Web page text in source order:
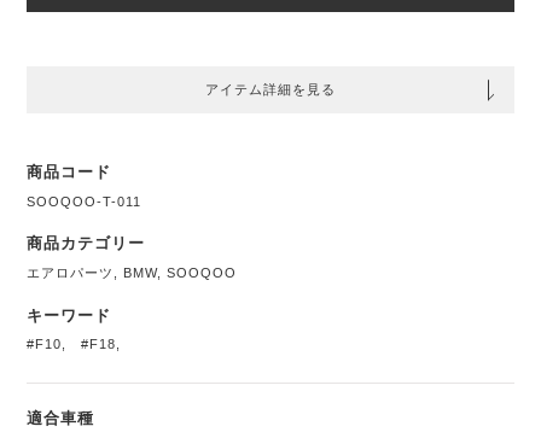
アイテム詳細を見る
商品コード
SOOQOO-T-011
商品カテゴリー
エアロパーツ BMW,SOOQOO
キーワード
#F10 ,#F18
適合車種